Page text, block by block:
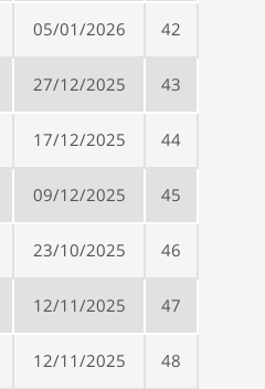
42
05/01/2026
43
27/12/2025
44
17/12/2025
45
09/12/2025
46
23/10/2025
47
12/11/2025
48
12/11/2025